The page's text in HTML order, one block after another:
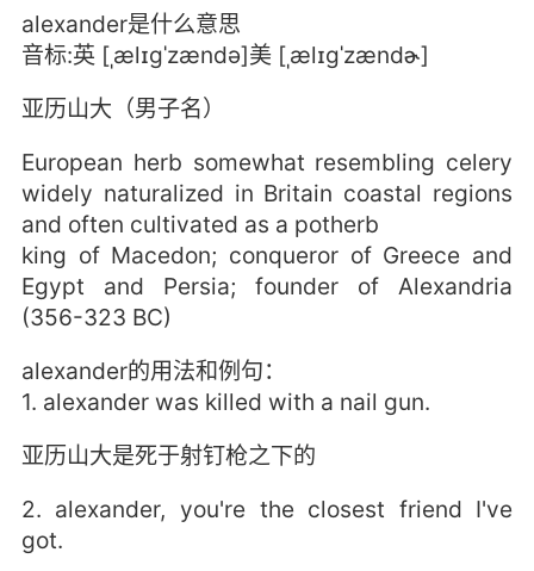
alexander是什么意思
音标:英 [ˌælɪgˈzændə]美 [ˌælɪɡˈzændɚ]
亚历山大（男子名）
European herb somewhat resembling celery
widely naturalized in Britain coastal regions
and often cultivated as a potherb
king of Macedon; conqueror of Greece and
Egypt and Persia; founder of Alexandria
(356-323 BC)
alexander的用法和例句：
1. alexander was killed with a nail gun.
亚历山大是死于射钉枪之下的
2. alexander, you're the closest friend I've
got.